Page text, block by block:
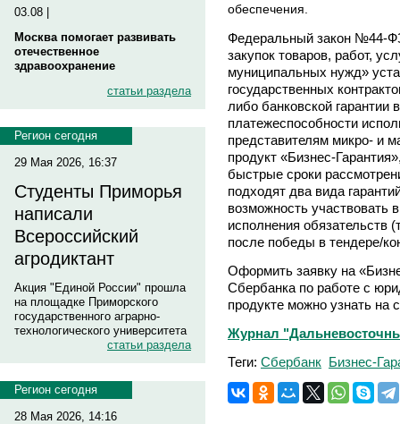
03.08 |
Москва помогает развивать
отечественное
здравоохранение
статьи раздела
Регион сегодня
29 Мая 2026, 16:37
Студенты Приморья
написали
Всероссийский
агродиктант
Акция "Единой России" прошла
на площадке Приморского
государственного аграрно-
технологического университета
статьи раздела
Регион сегодня
28 Мая 2026, 14:16
обеспечения.
Федеральный закон №44-
закупок товаров, работ,
муниципальных нужд»
государственных
либо банковской гарантии
платежеспособности
представителям микро- и
продукт «Бизнес-
быстрые сроки
подходят два вида
возможность участвовать
исполнения обязательств
после победы в тендере/
Оформить заявку на
Сбербанка по работе с
продукте можно узнать на
Журнал
Теги: Сбербанк Бизнес-